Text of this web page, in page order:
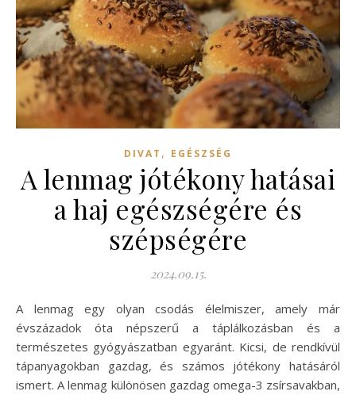
DIVAT , EGÉSZSÉG
A lenmag jótékony hatásai
a haj egészségére és
szépségére
2024.09.15.
A lenmag egy olyan csodás élelmiszer, amely már
évszázadok óta népszerű a táplálkozásban és a
természetes gyógyászatban egyaránt. Kicsi, de rendkívül
tápanyagokban gazdag, és számos jótékony hatásáról
ismert. A lenmag különösen gazdag omega-3 zsírsavakban,